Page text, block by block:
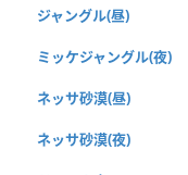
ジャングル(昼)
ミッケジャングル(夜)
ネッサ砂漠(昼)
ネッサ砂漠(夜)